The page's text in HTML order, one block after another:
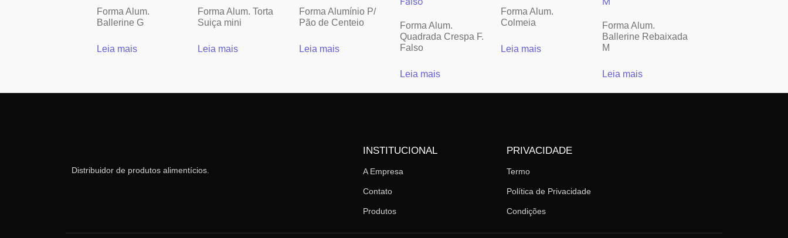
Forma Alum.
Ballerine G
Leia mais
Forma Alum. Torta
Suiça mini
Leia mais
Forma Alumínio P/
Pão de Centeio
Leia mais
Forma Alum.
Quadrada Crespa F.
Falso
Leia mais
Forma Alum.
Colmeia
Leia mais
Forma Alum.
Ballerine Rebaixada
M
Leia mais
Distribuidor de produtos alimentícios.
INSTITUCIONAL
A Empresa
Contato
Produtos
PRIVACIDADE
Termo
Política de Privacidade
Condições